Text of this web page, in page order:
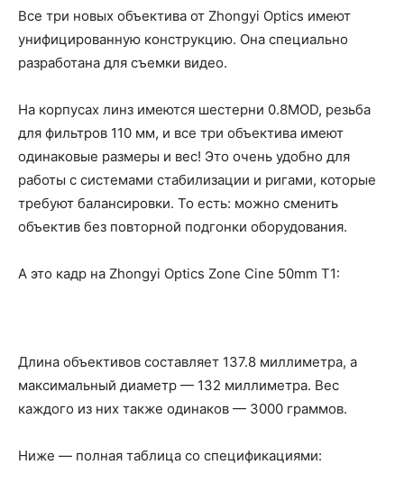
Все три новых объектива от Zhongyi Optics имеют
унифицированную конструкцию. Она специально
разработана для съемки видео.
На корпусах линз имеются шестерни 0.8MOD, резьба
для фильтров 110 мм, и все три объектива имеют
одинаковые размеры и вес! Это очень удобно для
работы с системами стабилизации и ригами, которые
требуют балансировки. То есть: можно сменить
объектив без повторной подгонки оборудования.
А это кадр на Zhongyi Optics Zone Cine 50mm T1:
Длина объективов составляет 137.8 миллиметра, а
максимальный диаметр — 132 миллиметра. Вес
каждого из них также одинаков — 3000 граммов.
Ниже — полная таблица со спецификациями: